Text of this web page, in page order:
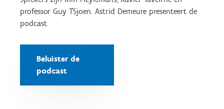
professor Guy T’Sjoen. Astrid Demeure presenteert de
podcast.
Beluister de
podcast